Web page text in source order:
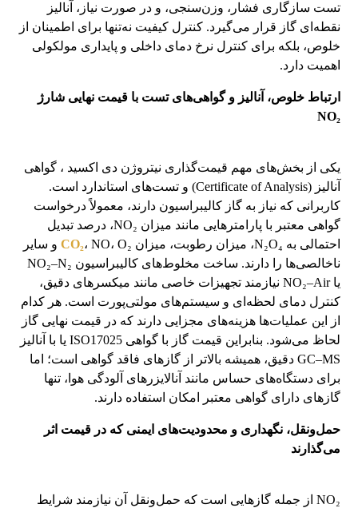
تست سازگاری فشار، وزن‌سنجی، و در صورت نیاز، آنالیز
نقطه‌ای گاز قرار می‌گیرد. کنترل کیفیت نه‌تنها برای اطمینان از
خلوص، بلکه برای کنترل نرخ دمای داخلی و پایداری مولکولی
اهمیت دارد.
ارتباط خلوص، آنالیز و گواهی‌های تست با قیمت نهایی شارژ
NO₂
یکی از بخش‌های مهم قیمت‌گذاری نیتروژن دی اکسید ، گواهی
آنالیز (Certificate of Analysis) و تست‌های استاندارد است.
کاربرانی که نیاز به گاز کالیبراسیون دارند، معمولاً درخواست
گواهی معتبر با پارامترهایی مانند میزان NO₂، درصد تبدیل
احتمالی به N₂O₄، میزان رطوبت، میزان
CO₂ ، NO، O₂ و سایر
ناخالصی‌ها را دارند. ساخت مخلوط‌های کالیبراسیون NO₂–N₂
یا NO₂–Air نیازمند تجهیزات خاصی مانند میکسرهای دقیق،
کنترل دمای لحظه‌ای و سیستم‌های مولتی‌پورت است. هر کدام
از این عملیات‌ها هزینه‌های مجزایی دارند که در قیمت نهایی گاز
لحاظ می‌شود. بنابراین قیمت گاز با گواهی ISO17025 یا با آنالیز
GC–MS دقیق، همیشه بالاتر از گازهای فاقد گواهی است؛ اما
برای دستگاه‌های حساس مانند آنالایزرهای آلودگی هوا، تنها
گازهای دارای گواهی معتبر امکان استفاده دارند.
حمل‌ونقل، نگهداری و محدودیت‌های ایمنی که در قیمت اثر
می‌گذارند
NO₂ از جمله گازهایی است که حمل‌ونقل آن نیازمند شرایط